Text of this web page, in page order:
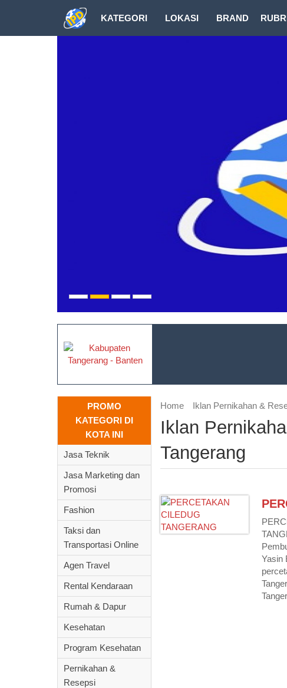
KATEGORI LOKASI BRAND
PROMO
KATEGORI DI
KOTA INI
Jasa Teknik
Jasa Marketing dan
Promosi
Fashion
Taksi dan
Transportasi Online
Agen Travel
Rental Kendaraan
Rumah & Dapur
Kesehatan
Program Kesehatan
Pernikahan &
Resepsi
Home Iklan Pernikahan &
Iklan
Tangerang
Yasin